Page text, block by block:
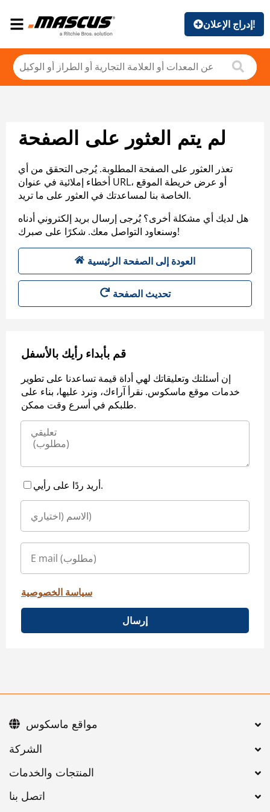
إدراج الإعلان!
لم يتم العثور على الصفحة
تعذر العثور على الصفحة المطلوبة. يُرجى التحقق من أي
أخطاء إملائية في عنوان URL، أو عرض خريطة الموقع
الخاصة بنا لمساعدتك في العثور على ما تريد.
هل لديك أي مشكلة أخرى؟ يُرجى إرسال بريد إلكتروني أدناه
وسنعاود التواصل معك. شكرًا على صبرك!
العودة إلى الصفحة الرئيسية
تحديث الصفحة
قم بأبداء رأيك بالأسفل
إن أسئلتك وتعليقاتك لهي أداة قيمة تساعدنا على تطوير
خدمات موقع ماسكوس. نقرأ آراءك، ونرد عليها، بناء على
طلبكم في أسرع وقت ممكن.
أريد ردًا على رأيي.
سياسة الخصوصية
إرسال
اتصل بنا
مواقع ماسكوس